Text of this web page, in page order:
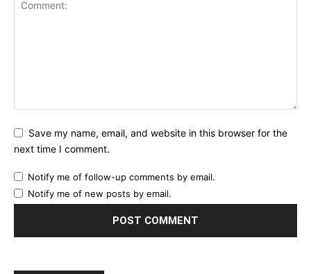
Save my name, email, and website in this browser for the
next time I comment.
Notify me of follow-up comments by email.
Notify me of new posts by email.